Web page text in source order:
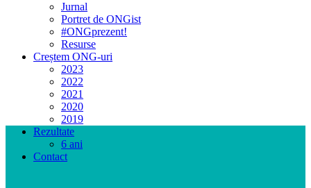
Jurnal
Portret de ONGist
#ONGprezent!
Resurse
Creștem ONG-uri
2023
2022
2021
2020
2019
Rezultate
6 ani
Contact